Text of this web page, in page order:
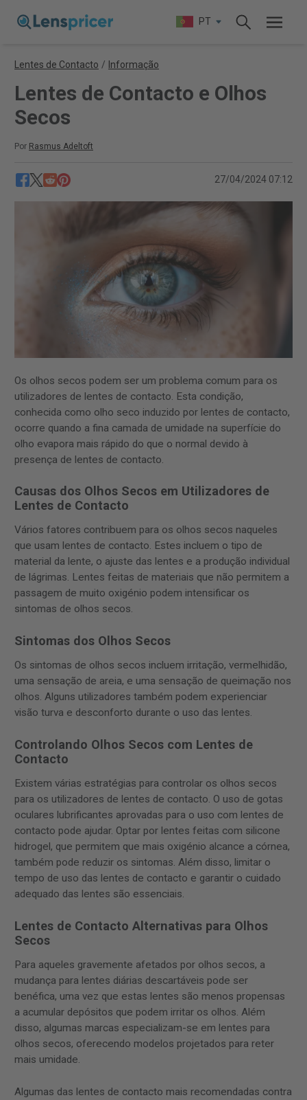
PT
Lentes de Contacto / Informação
Lentes de Contacto e Olhos
Secos
Por Rasmus Adeltoft
27/04/2024 07:12
Os olhos secos podem ser um problema comum para os
utilizadores de lentes de contacto. Esta condição,
conhecida como olho seco induzido por lentes de contacto,
ocorre quando a fina camada de umidade na superfície do
olho evapora mais rápido do que o normal devido à
presença de lentes de contacto.
Causas dos Olhos Secos em Utilizadores de
Lentes de Contacto
Vários fatores contribuem para os olhos secos naqueles
que usam lentes de contacto. Estes incluem o tipo de
material da lente, o ajuste das lentes e a produção individual
de lágrimas. Lentes feitas de materiais que não permitem a
passagem de muito oxigénio podem intensificar os
sintomas de olhos secos.
Sintomas dos Olhos Secos
Os sintomas de olhos secos incluem irritação, vermelhidão,
uma sensação de areia, e uma sensação de queimação nos
olhos. Alguns utilizadores também podem experienciar
visão turva e desconforto durante o uso das lentes.
Controlando Olhos Secos com Lentes de
Contacto
Existem várias estratégias para controlar os olhos secos
para os utilizadores de lentes de contacto. O uso de gotas
oculares lubrificantes aprovadas para o uso com lentes de
contacto pode ajudar. Optar por lentes feitas com silicone
hidrogel, que permitem que mais oxigénio alcance a córnea,
também pode reduzir os sintomas. Além disso, limitar o
tempo de uso das lentes de contacto e garantir o cuidado
adequado das lentes são essenciais.
Lentes de Contacto Alternativas para Olhos
Secos
Para aqueles gravemente afetados por olhos secos, a
mudança para lentes diárias descartáveis pode ser
benéfica, uma vez que estas lentes são menos propensas
a acumular depósitos que podem irritar os olhos. Além
disso, algumas marcas especializam-se em lentes para
olhos secos, oferecendo modelos projetados para reter
mais umidade.
Algumas das lentes de contacto mais recomendadas contra